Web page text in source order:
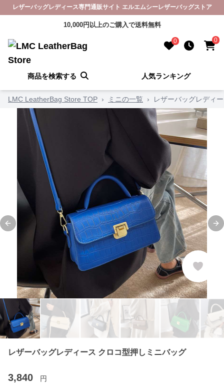
レザーバッグレディース専門通販サイト エルエムシーレザーバッグストア
10,000円以上のご購入で送料無料
0 0
商品を検索する 人気ランキング
LMC LeatherBag Store TOP › ミニの一覧 › レザーバッグレディ
Previous slide
レザーバッグレディース クロコ型押しミニバッグ
3,840 円